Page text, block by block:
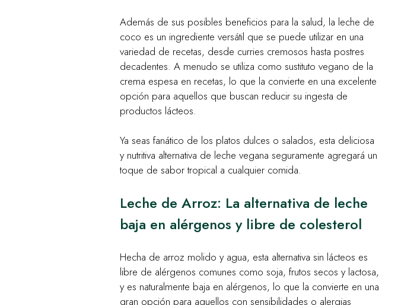
Además de sus posibles beneficios para la salud, la leche de
coco es un ingrediente versátil que se puede utilizar en una
variedad de recetas, desde curries cremosos hasta postres
decadentes. A menudo se utiliza como sustituto vegano de la
crema espesa en recetas, lo que la convierte en una excelente
opción para aquellos que buscan reducir su ingesta de
productos lácteos.
Ya seas fanático de los platos dulces o salados, esta deliciosa
y nutritiva alternativa de leche vegana seguramente agregará un
toque de sabor tropical a cualquier comida.
Leche de Arroz: La alternativa de leche
baja en alérgenos y libre de colesterol
Hecha de arroz molido y agua, esta alternativa sin lácteos es
libre de alérgenos comunes como soja, frutos secos y lactosa,
y es naturalmente baja en alérgenos, lo que la convierte en una
gran opción para aquellos con sensibilidades o alergias